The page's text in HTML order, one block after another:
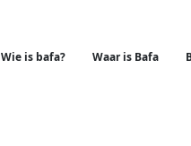
Wie is bafa? Waar is Bafa